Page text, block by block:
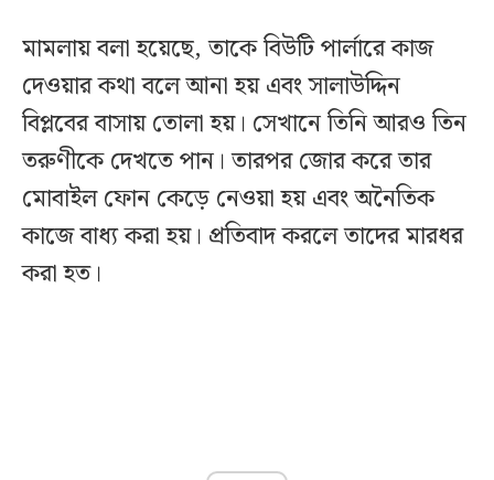
মামলায় বলা হয়েছে, তাকে বিউটি পার্লারে কাজ
দেওয়ার কথা বলে আনা হয় এবং সালাউদ্দিন
বিপ্লবের বাসায় তোলা হয়। সেখানে তিনি আরও তিন
তরুণীকে দেখতে পান। তারপর জোর করে তার
মোবাইল ফোন কেড়ে নেওয়া হয় এবং অনৈতিক
কাজে বাধ্য করা হয়। প্রতিবাদ করলে তাদের মারধর
করা হত।